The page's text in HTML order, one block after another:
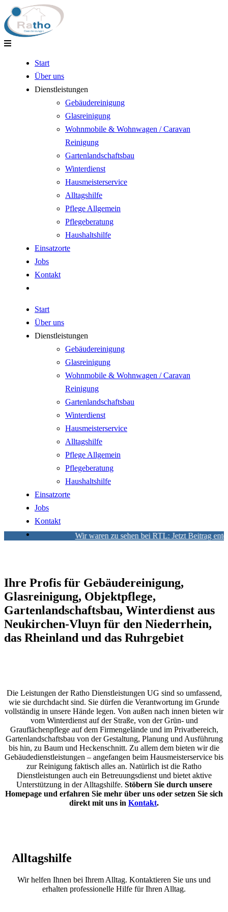
Start
Über uns
Dienstleistungen
Gebäudereinigung
Glasreinigung
Wohnmobile & Wohnwagen / Caravan
Reinigung
Gartenlandschaftsbau
Winterdienst
Hausmeisterservice
Alltagshilfe
Pflege Allgemein
Pflegeberatung
Haushaltshilfe
Einsatzorte
Jobs
Kontakt
Start
Über uns
Dienstleistungen
Gebäudereinigung
Glasreinigung
Wohnmobile & Wohnwagen / Caravan
Reinigung
Gartenlandschaftsbau
Winterdienst
Hausmeisterservice
Alltagshilfe
Pflege Allgemein
Pflegeberatung
Haushaltshilfe
Einsatzorte
Jobs
Kontakt
Wir waren zu sehen bei RTL: Jetzt Beitrag
Ihre Profis für Gebäudereinigung,
Glasreinigung, Objektpflege,
Gartenlandschaftsbau, Winterdienst aus
Neukirchen-Vluyn für den Niederrhein,
das Rheinland und das Ruhrgebiet
Die Leistungen der Ratho Dienstleistungen UG sind so umfassend,
wie sie durchdacht sind. Sie dürfen die Verantwortung im Grunde
vollständig in unsere Hände legen. Von außen nach innen bieten wir
vom Winterdienst auf der Straße, von der Grün- und
Grauflächenpflege auf dem Firmengelände und im Privatbereich,
Gartenlandschaftsbau von der Gestaltung, Planung und Ausführung
bis hin, zu Baum und Heckenschnitt. Zu allem dem bieten wir die
Gebäudedienstleistungen – angefangen beim Hausmeisterservice bis
zur Reinigung faktisch alles an. Natürlich ist die Ratho
Dienstleistungen auch ein Betreuungsdienst und bietet aktive
Unterstützung in der Alltagshilfe. Stöbern Sie durch unsere
Homepage und erfahren Sie mehr über uns oder setzen Sie sich
direkt mit uns in Kontakt.
Alltagshilfe
Wir helfen Ihnen bei Ihrem Alltag. Kontaktieren Sie uns und
erhalten professionelle Hilfe für Ihren Alltag.